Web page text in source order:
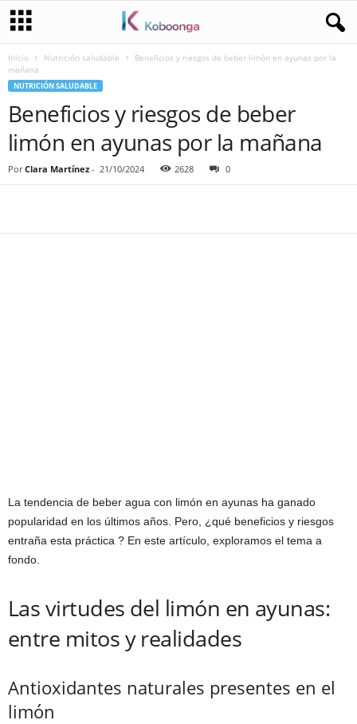
Inicio Nutrición saludable
Beneficios y riesgos de beber limón en ayunas por la
mañana
NUTRICIÓN SALUDABLE
Beneficios y riesgos de beber
limón en ayunas por la mañana
Por Clara Martínez - 21/10/2024 2628 0
La tendencia de beber agua con limón en ayunas ha ganado
popularidad en los últimos años. Pero, ¿qué beneficios y riesgos
entraña esta práctica ? En este artículo, exploramos el tema a
fondo.
Las virtudes del limón en ayunas:
entre mitos y realidades
Antioxidantes naturales presentes en el
limón